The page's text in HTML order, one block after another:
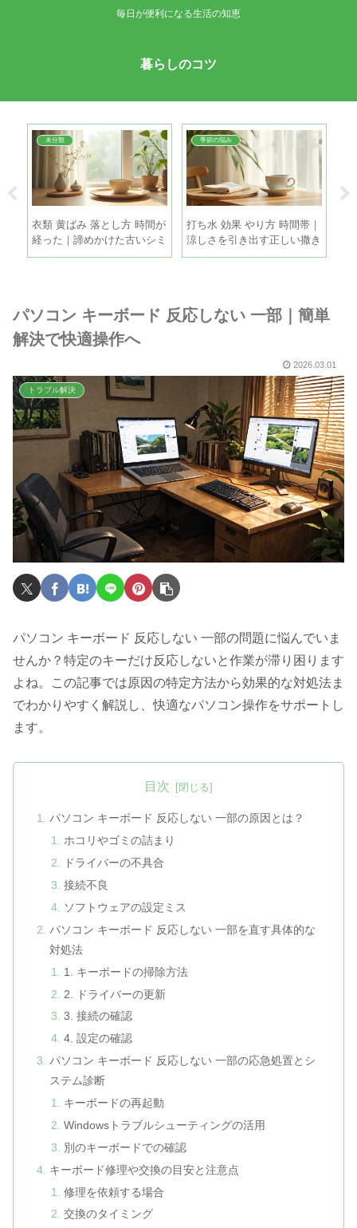
毎日が便利になる生活の知恵
暮らしのコツ
未分類
衣類 黄ばみ 落とし方 時間が
経った｜諦めかけた古いシミ
も家庭で復活させる方法
季節の悩み
打ち水 効果 やり方 時間帯｜
涼しさを引き出す正しい撒き
方と注意点
パソコン キーボード 反応しない 一部｜簡単
解決で快適操作へ
2026.03.01
トラブル解決
パソコン キーボード 反応しない 一部の問題に悩んでいま
せんか？特定のキーだけ反応しないと作業が滞り困ります
よね。この記事では原因の特定方法から効果的な対処法ま
でわかりやすく解説し、快適なパソコン操作をサポートし
ます。
目次
パソコン キーボード 反応しない 一部の原因とは？
ホコリやゴミの詰まり
ドライバーの不具合
接続不良
ソフトウェアの設定ミス
パソコン キーボード 反応しない 一部を直す具体的な
対処法
1. キーボードの掃除方法
2. ドライバーの更新
3. 接続の確認
4. 設定の確認
パソコン キーボード 反応しない 一部の応急処置とシ
ステム診断
キーボードの再起動
Windowsトラブルシューティングの活用
別のキーボードでの確認
キーボード修理や交換の目安と注意点
修理を依頼する場合
交換のタイミング